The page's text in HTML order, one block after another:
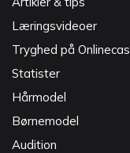
Læringsvideoer
Tryghed på
Statister
Hårmodel
Børnemodel
Audition